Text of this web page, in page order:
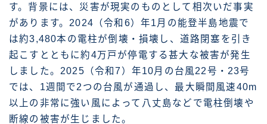
す。背景には、災害が現実のものとして相次いだ事実
があります。2024（令和6）年1月の能登半島地震で
は約3,480本の電柱が倒壊・損壊し、道路閉塞を引き
起こすとともに約4万戸が停電する甚大な被害が発生
しました。2025（令和7）年10月の台風22号・23号
では、1週間で2つの台風が通過し、最大瞬間風速40m
以上の非常に強い風によって八丈島などで電柱倒壊や
断線の被害が生じました。